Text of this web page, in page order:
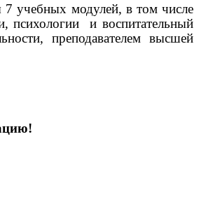
7 учебных модулей, в том числе
психологии и воспитательный
преподавателем высшей